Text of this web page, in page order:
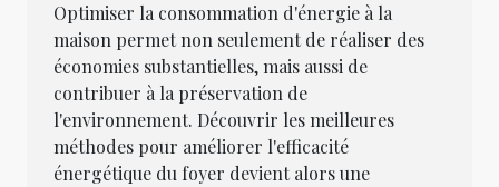
Optimiser la consommation d'énergie à la
maison permet non seulement de réaliser des
économies substantielles, mais aussi de
contribuer à la préservation de
l'environnement. Découvrir les meilleures
méthodes pour améliorer l'efficacité
énergétique du foyer devient alors une